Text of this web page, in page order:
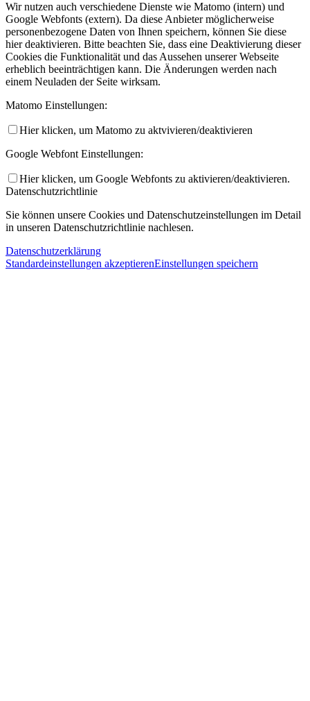
Wir nutzen auch verschiedene Dienste wie Matomo (intern) und
Google Webfonts (extern). Da diese Anbieter möglicherweise
personenbezogene Daten von Ihnen speichern, können Sie diese
hier deaktivieren. Bitte beachten Sie, dass eine Deaktivierung dieser
Cookies die Funktionalität und das Aussehen unserer Webseite
erheblich beeinträchtigen kann. Die Änderungen werden nach
einem Neuladen der Seite wirksam.
Matomo Einstellungen:
Hier klicken, um Matomo zu aktvivieren/deaktivieren
Google Webfont Einstellungen:
Hier klicken, um Google Webfonts zu aktivieren/deaktivieren.
Datenschutzrichtlinie
Sie können unsere Cookies und Datenschutzeinstellungen im Detail
in unseren Datenschutzrichtlinie nachlesen.
Datenschutzerklärung
Standardeinstellungen akzeptierenEinstellungen speichern